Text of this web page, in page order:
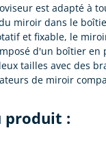
est adapté à
miroir dans le
et fixable, le
d'un boîtier
tailles avec des
de miroir
produit :